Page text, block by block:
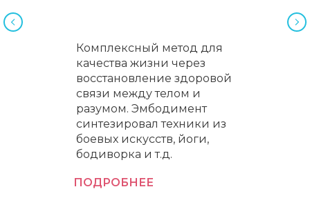
Комплексный метод для
качества жизни через
восстановление здоровой
связи между телом и
разумом. Эмбодимент
синтезировал техники из
боевых искусств, йоги,
бодиворка и т.д.
ПОДРОБНЕЕ